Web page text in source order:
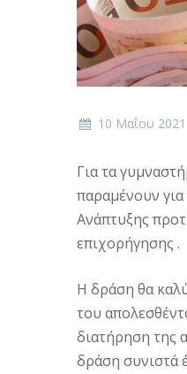
10 Μαΐου 2021
Για τα
παραμένουν
Ανάπτυξης
επιχορήγησης .
Η δράση θα
του
διατήρηση της
δράση συνιστά